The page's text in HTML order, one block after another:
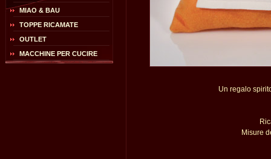
MIAO & BAU
TOPPE RICAMATE
OUTLET
MACCHINE PER CUCIRE
Un regalo
Misure